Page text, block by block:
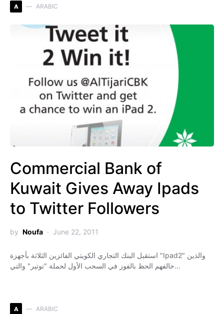
A ARABIC
Commercial Bank of
Kuwait Gives Away Ipads
to Twitter Followers
by Noufa June 22, 2011
استقبل البنك التجاري الكويتي الفائزين الثلاثة بأجهزة "Ipad2" والذين
حالفهم الحظ بالفوز في السحب الأول لحملة "توتير" والتي…
A ARABIC